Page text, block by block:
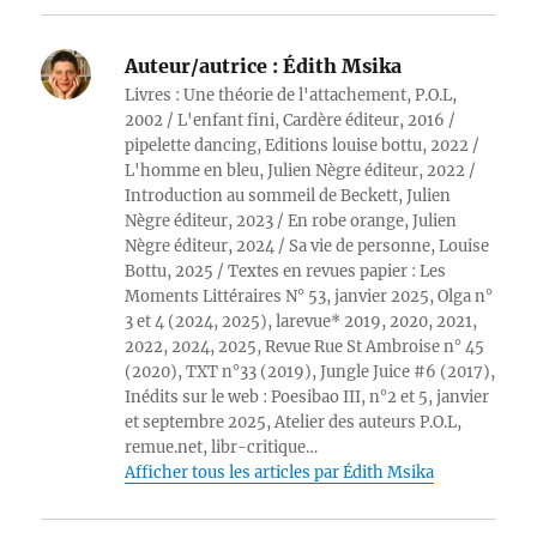
Auteur/autrice : Édith Msika
Livres : Une théorie de l'attachement, P.O.L,
2002 / L'enfant fini, Cardère éditeur, 2016 /
pipelette dancing, Editions louise bottu, 2022 /
L'homme en bleu, Julien Nègre éditeur, 2022 /
Introduction au sommeil de Beckett, Julien
Nègre éditeur, 2023 / En robe orange, Julien
Nègre éditeur, 2024 / Sa vie de personne, Louise
Bottu, 2025 / Textes en revues papier : Les
Moments Littéraires N° 53, janvier 2025, Olga n°
3 et 4 (2024, 2025), larevue* 2019, 2020, 2021,
2022, 2024, 2025, Revue Rue St Ambroise n° 45
(2020), TXT n°33 (2019), Jungle Juice #6 (2017),
Inédits sur le web : Poesibao III, n°2 et 5, janvier
et septembre 2025, Atelier des auteurs P.O.L,
remue.net, libr-critique…
Afficher tous les articles par Édith Msika